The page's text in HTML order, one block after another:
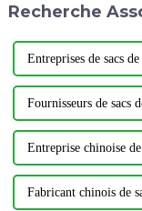
Recherche
Entreprises de sacs
Fournisseurs de sacs
Entreprise chinoise
Fabricant chinois de